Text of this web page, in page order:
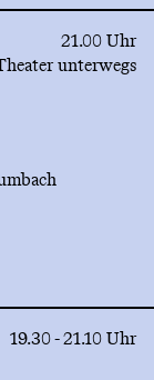
21.00 Uhr
unterwegs
19.30 - 21.10 Uhr